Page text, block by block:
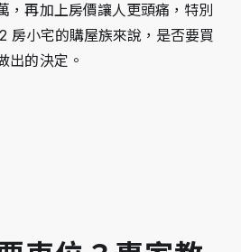
，再加上房價讓人更頭痛，特別
房小宅的購屋族來說，是否要買
出的決定。